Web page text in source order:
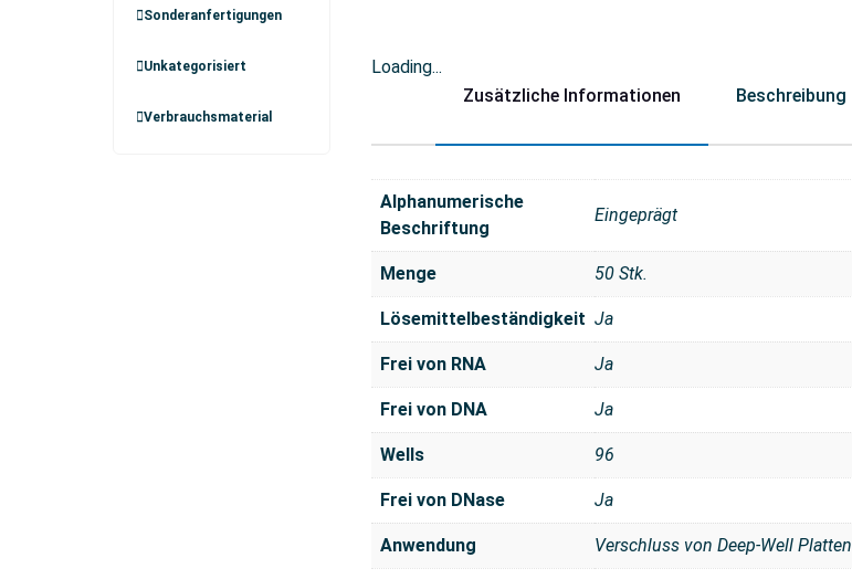
Sonderanfertigungen
Unkategorisiert
Verbrauchsmaterial
Loading...
Zusätzliche Informationen
Beschreibung
Alphanumerische
Beschriftung
Eingeprägt
Menge 50 Stk.
Lösemittelbeständigkeit Ja
Frei von RNA Ja
Frei von DNA Ja
Wells 96
Frei von DNase Ja
Anwendung Verschluss von Deep-Well Platten